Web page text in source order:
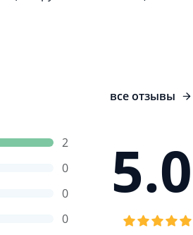
все отзывы
2
0
0
0
5.0